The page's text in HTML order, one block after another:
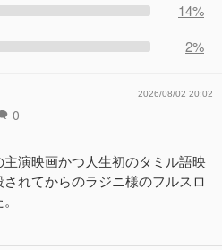
14%
2%
0
2026/08/02 20:02
演映画かつ人生初のタミル語映
れてからのラジニ様のフルスロ